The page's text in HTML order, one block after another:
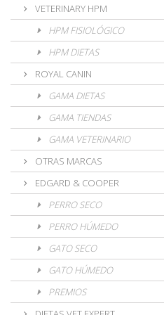
VETERINARY HPM
HPM FISIOLÓGICO
HPM DIETAS
ROYAL CANIN
GAMA DIETAS
GAMA TIENDAS
GAMA VETERINARIO
OTRAS MARCAS
EDGARD & COOPER
PERRO SECO
PERRO HÚMEDO
GATO SECO
GATO HÚMEDO
PREMIOS